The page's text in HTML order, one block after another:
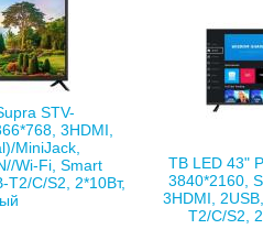
STV-
3HDMI,
MiniJack,
Wi-Fi, Smart
T2/C/S2, 2*10Вт,
ТВ LED 43"
3840*2160,
3HDMI,
T2/C/S2,